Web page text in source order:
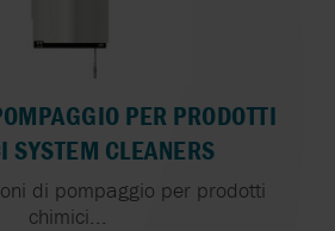
PER PRODOTTI
SYSTEM CLEANERS
di pompaggio per prodotti
chimici...